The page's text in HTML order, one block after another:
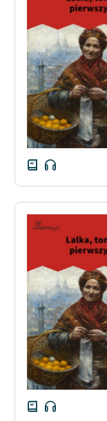
feministycznej
Ręce pełne poezji
Kolekcje edukacyjne
twórców
do domeny
lektur szkolnych
Starego
Odkurzamy
Lektur
Kontakt
O projekcie
Zespół
Zasady
Wolnych Lektur